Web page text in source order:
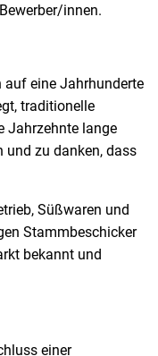
innen.
eine Jahrhunderte
traditionelle
Jahrzehnte lange
und zu danken, dass
Süßwaren und
Stammbeschicker
bekannt und
einer